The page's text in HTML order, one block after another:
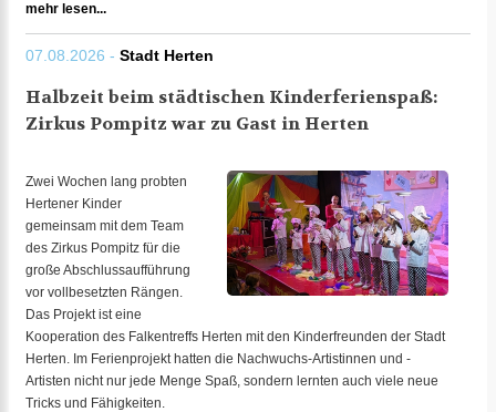
mehr lesen...
07.08.2026 - Stadt Herten
Halbzeit beim städtischen Kinderferienspaß:
Zirkus Pompitz war zu Gast in Herten
Zwei Wochen lang probten
Hertener Kinder
gemeinsam mit dem Team
des Zirkus Pompitz für die
große Abschlussaufführung
vor vollbesetzten Rängen.
Das Projekt ist eine
Kooperation des Falkentreffs Herten mit den Kinderfreunden der Stadt
Herten. Im Ferienprojekt hatten die Nachwuchs-Artistinnen und -
Artisten nicht nur jede Menge Spaß, sondern lernten auch viele neue
Tricks und Fähigkeiten.